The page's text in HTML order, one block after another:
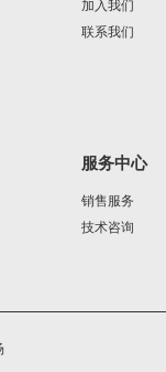
加入我们
联系我们
服务中心
销售服务
技术咨询